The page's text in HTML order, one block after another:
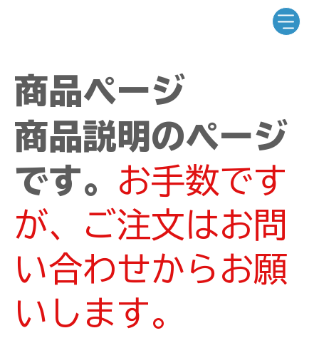
商品ページ
商品説明のページ
です。 お手数です
が、ご注文はお問
い合わせからお願
いします。